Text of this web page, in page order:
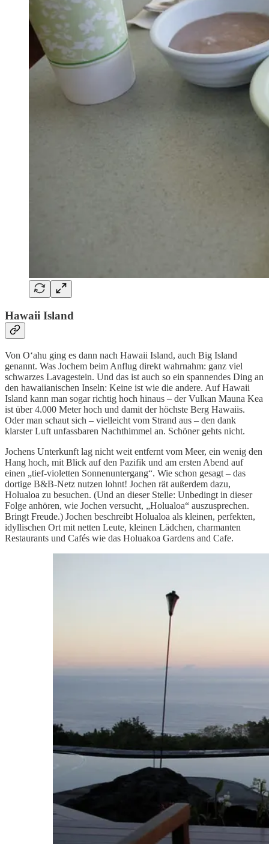
Hawaii Island
Von Oʻahu ging es dann nach Hawaii Island, auch Big Island
genannt. Was Jochem beim Anflug direkt wahrnahm: ganz viel
schwarzes Lavagestein. Und das ist auch so ein spannendes Ding an
den hawaiianischen Inseln: Keine ist wie die andere. Auf Hawaii
Island kann man sogar richtig hoch hinaus – der Vulkan Mauna Kea
ist über 4.000 Meter hoch und damit der höchste Berg Hawaiis.
Oder man schaut sich – vielleicht vom Strand aus – den dank
klarster Luft unfassbaren Nachthimmel an. Schöner gehts nicht.
Jochens Unterkunft lag nicht weit entfernt vom Meer, ein wenig den
Hang hoch, mit Blick auf den Pazifik und am ersten Abend auf
einen „tief-violetten Sonnenuntergang“. Wie schon gesagt – das
dortige B&B-Netz nutzen lohnt! Jochen rät außerdem dazu,
Holualoa zu besuchen. (Und an dieser Stelle: Unbedingt in dieser
Folge anhören, wie Jochen versucht, „Holualoa“ auszusprechen.
Bringt Freude.) Jochen beschreibt Holualoa als kleinen, perfekten,
idyllischen Ort mit netten Leute, kleinen Lädchen, charmanten
Restaurants und Cafés wie das Holuakoa Gardens and Cafe.